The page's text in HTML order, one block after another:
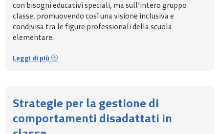
con bisogni educativi speciali, ma sull’intero gruppo
classe, promuovendo così una visione inclusiva e
condivisa tra le figure professionali della scuola
elementare.
Leggi di più
Strategie per la gestione di
comportamenti disadattati in